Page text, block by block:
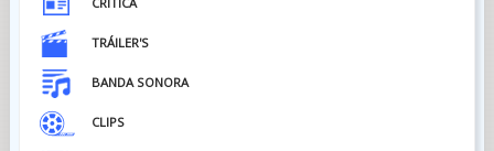
TRÁILER'S
BANDA SONORA
CLIPS